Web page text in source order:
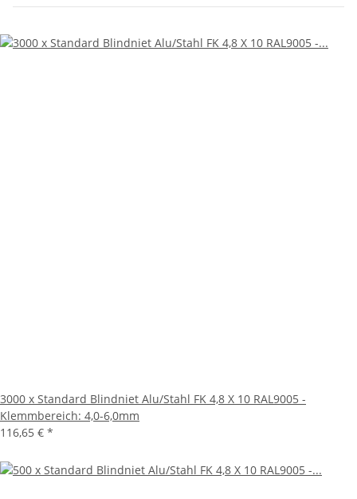
3000 x Standard Blindniet Alu/Stahl FK 4,8 X 10 RAL9005 -
Klemmbereich: 4,0-6,0mm
116,65 € *